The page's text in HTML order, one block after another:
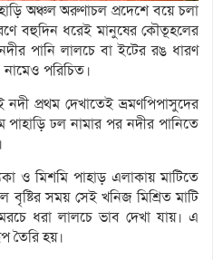
অঞ্চল অরুণাচল প্রদেশে বয়ে চলা
বহুদিন ধরেই মানুষের কৌতূহলের
পানি লালচে বা ইটের রঙ ধারণ
নামেও পরিচিত।
প্রথম দেখাতেই ভ্রমণপিপাসুদের
পাহাড়ি ঢল নামার পর নদীর পানিতে
ও মিশমি পাহাড় এলাকায় মাটিতে
সময় সেই খনিজ মিশ্রিত মাটি
ধরা লালচে ভাব দেখা যায়। এ
তৈরি হয়।